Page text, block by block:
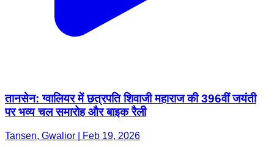
तानसेन: ग्वालियर में छत्रपति शिवाजी महाराज की 396वीं जयंती
पर भव्य चल समारोह और बाइक रैली
Tansen, Gwalior | Feb 19, 2026